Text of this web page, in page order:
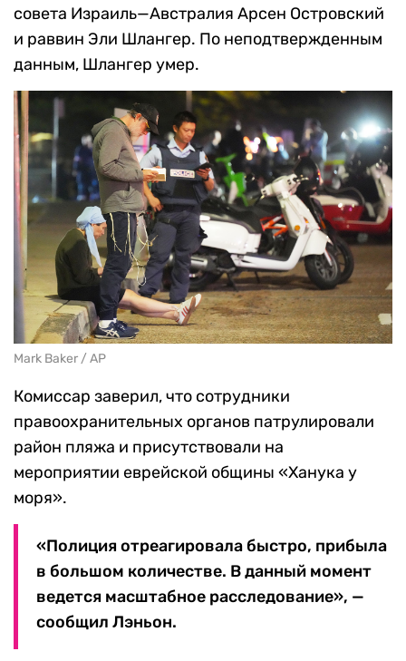
совета Израиль—Австралия Арсен Островский
и раввин Эли Шлангер. По неподтвержденным
данным, Шлангер умер.
Mark Baker / AP
Комиссар заверил, что сотрудники
правоохранительных органов патрулировали
район пляжа и присутствовали на
мероприятии еврейской общины «Ханука у
моря».
«Полиция отреагировала быстро, прибыла
в большом количестве. В данный момент
ведется масштабное расследование», —
сообщил Лэньон.